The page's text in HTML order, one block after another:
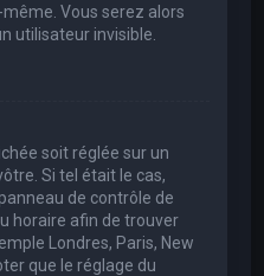
Vous serez alors
utilisateur invisible.
soit réglée sur un
Si tel était le cas,
de contrôle de
horaire afin de trouver
Londres, Paris, New
que le réglage du